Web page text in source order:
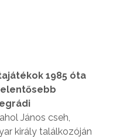
1985 óta
János cseh,
király találkozóján